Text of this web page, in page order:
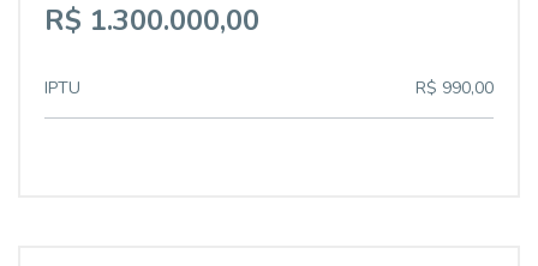
R$ 1.300.000,00
IPTU R$ 990,00